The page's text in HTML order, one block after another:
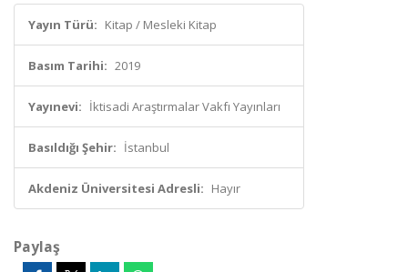
Yayın Türü: Kitap / Mesleki Kitap
Basım Tarihi: 2019
Yayınevi: İktisadi Araştırmalar Vakfı Yayınları
Basıldığı Şehir: İstanbul
Akdeniz Üniversitesi Adresli: Hayır
Paylaş